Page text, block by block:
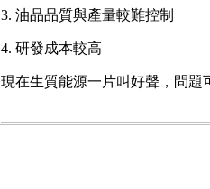
3. 油品品質與產量較難控制
4. 研發成本較高
現在生質能源一片叫好聲，問題